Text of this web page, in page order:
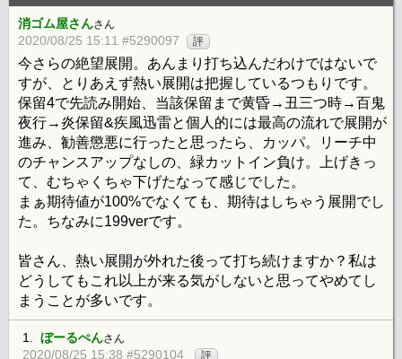
消ゴム屋さんさん
2020/08/25 15:11 #5290097 評
今さらの絶望展開。あんまり打ち込んだわけではないで
すが、とりあえず熱い展開は把握しているつもりです。
保留4で先読み開始、当該保留まで黄昏→丑三つ時→百鬼
夜行→炎保留&疾風迅雷と個人的には最高の流れで展開が
進み、勧善懲悪に行ったと思ったら、カッパ。リーチ中
のチャンスアップなしの、緑カットイン負け。上げきっ
て、むちゃくちゃ下げたなって感じでした。
まぁ期待値が100%でなくても、期待はしちゃう展開でし
た。ちなみに199verです。
皆さん、熱い展開が外れた後って打ち続けますか？私は
どうしてもこれ以上が来る気がしないと思ってやめてし
まうことが多いです。
1. ぼーるぺんさん
2020/08/25 15:38 #5290104 評